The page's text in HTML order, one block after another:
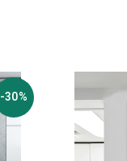
-30%